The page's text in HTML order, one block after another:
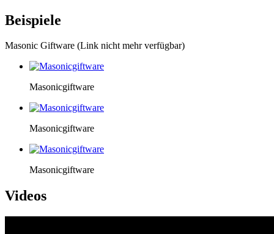
Beispiele
Masonic Giftware (Link nicht mehr verfügbar)
Masonicgiftware
Masonicgiftware
Masonicgiftware
Videos